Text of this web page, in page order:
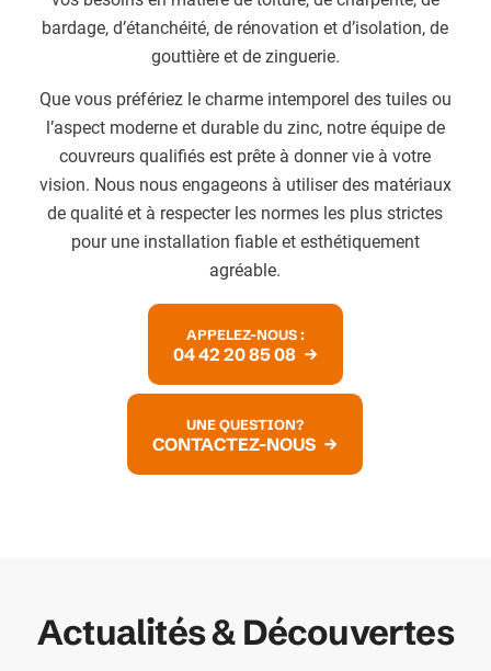
bardage, d’étanchéité, de rénovation et d’isolation, de
gouttière et de zinguerie.
Que vous préfériez le charme intemporel des tuiles ou
l’aspect moderne et durable du zinc, notre équipe de
couvreurs qualifiés est prête à donner vie à votre
vision. Nous nous engageons à utiliser des matériaux
de qualité et à respecter les normes les plus strictes
pour une installation fiable et esthétiquement
agréable.
APPELEZ-NOUS :
04 42 20 85 08
UNE QUESTION?
CONTACTEZ-NOUS
Actualités & Découvertes